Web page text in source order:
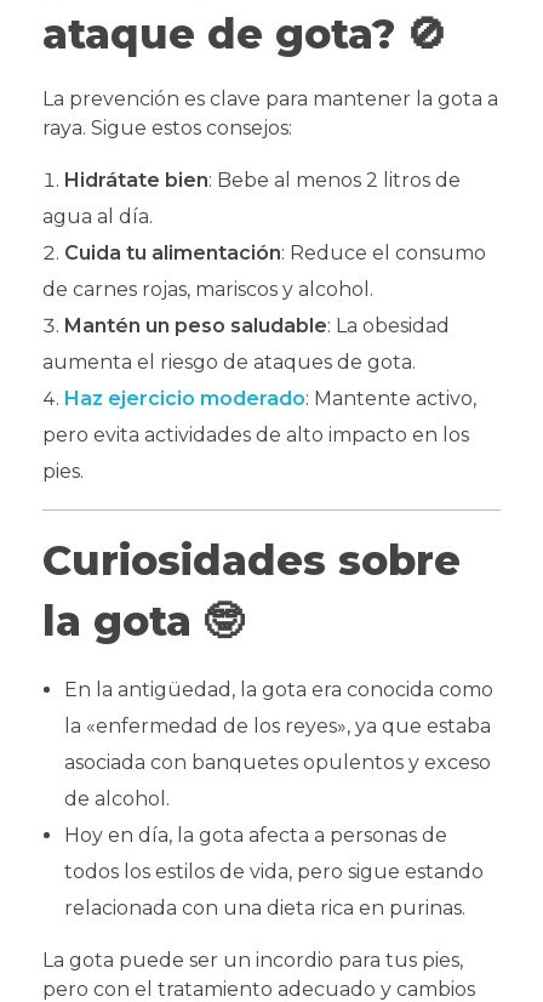
ataque de gota? 🚫
La prevención es clave para mantener la gota a
raya. Sigue estos consejos:
Hidrátate bien: Bebe al menos 2 litros de
agua al día.
Cuida tu alimentación: Reduce el consumo
de carnes rojas, mariscos y alcohol.
Mantén un peso saludable: La obesidad
aumenta el riesgo de ataques de gota.
Haz ejercicio moderado: Mantente activo,
pero evita actividades de alto impacto en los
pies.
Curiosidades sobre
la gota 🤓
En la antigüedad, la gota era conocida como
la «enfermedad de los reyes», ya que estaba
asociada con banquetes opulentos y exceso
de alcohol.
Hoy en día, la gota afecta a personas de
todos los estilos de vida, pero sigue estando
relacionada con una dieta rica en purinas.
La gota puede ser un incordio para tus pies,
pero con el tratamiento adecuado y cambios